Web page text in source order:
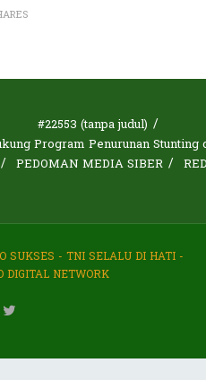
#22553 (tanpa judul)
Program Penurunan
PEDOMAN MEDIA SIBER
SUKSES - TNI SELALU DI HATI -
DIGITAL NETWORK